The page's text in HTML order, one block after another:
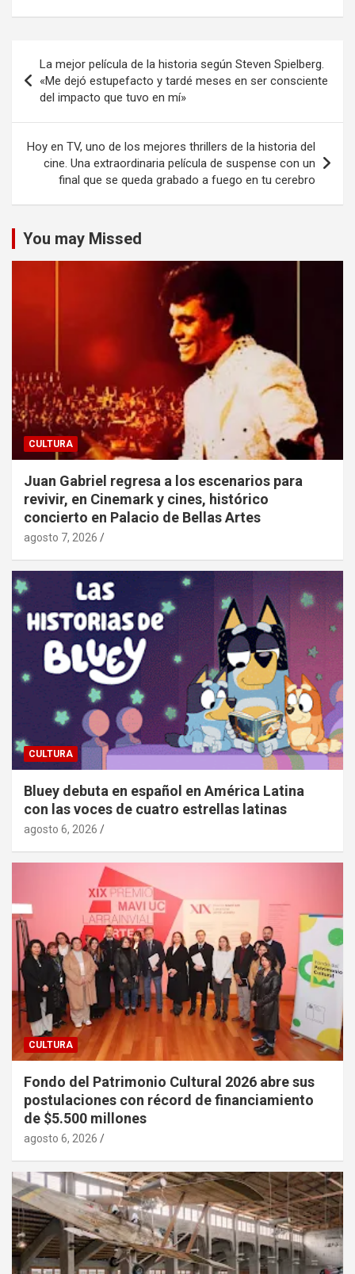
de
entradas
La mejor película de la historia según Steven Spielberg.
«Me dejó estupefacto y tardé meses en ser consciente
del impacto que tuvo en mí»
Hoy en TV, uno de los mejores thrillers de la historia del
cine. Una extraordinaria película de suspense con un
final que se queda grabado a fuego en tu cerebro
You may Missed
CULTURA
Juan Gabriel regresa a los escenarios para
revivir, en Cinemark y cines, histórico
concierto en Palacio de Bellas Artes
agosto 7, 2026
CULTURA
Bluey debuta en español en América Latina
con las voces de cuatro estrellas latinas
agosto 6, 2026
CULTURA
Fondo del Patrimonio Cultural 2026 abre sus
postulaciones con récord de financiamiento
de $5.500 millones
agosto 6, 2026